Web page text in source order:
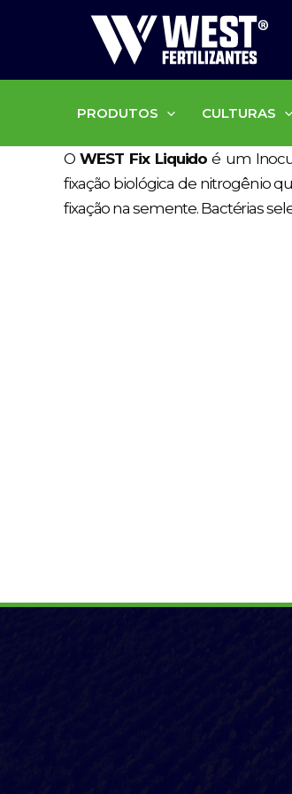
PRODUTOS CULTURAS
OWEST Fix Liquido é um
fixação biológica de nitrogênio
fixação na semente. Bactérias